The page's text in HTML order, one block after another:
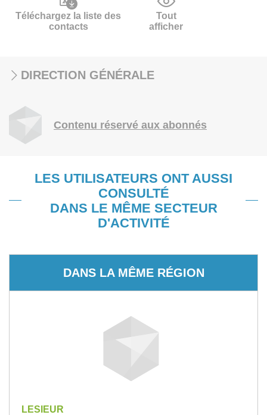
Téléchargez la liste des
contacts
Tout
afficher
DIRECTION GÉNÉRALE
Contenu réservé aux abonnés
LES UTILISATEURS ONT AUSSI
CONSULTÉ
DANS LE MÊME SECTEUR
D'ACTIVITÉ
DANS LA MÊME RÉGION
LESIEUR